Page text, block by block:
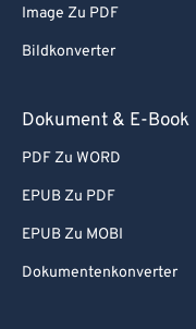
Image Zu PDF
Bildkonverter
Dokument & E-Book
PDF Zu WORD
EPUB Zu PDF
EPUB Zu MOBI
Dokumentenkonverter